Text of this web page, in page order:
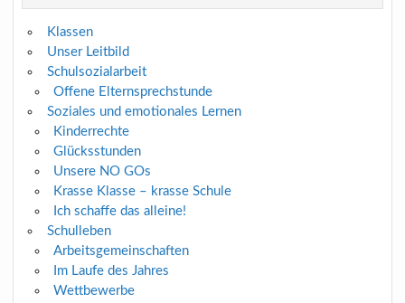
Klassen
Unser Leitbild
Schulsozialarbeit
Offene Elternsprechstunde
Soziales und emotionales Lernen
Kinderrechte
Glücksstunden
Unsere NO GOs
Krasse Klasse – krasse Schule
Ich schaffe das alleine!
Schulleben
Arbeitsgemeinschaften
Im Laufe des Jahres
Wettbewerbe